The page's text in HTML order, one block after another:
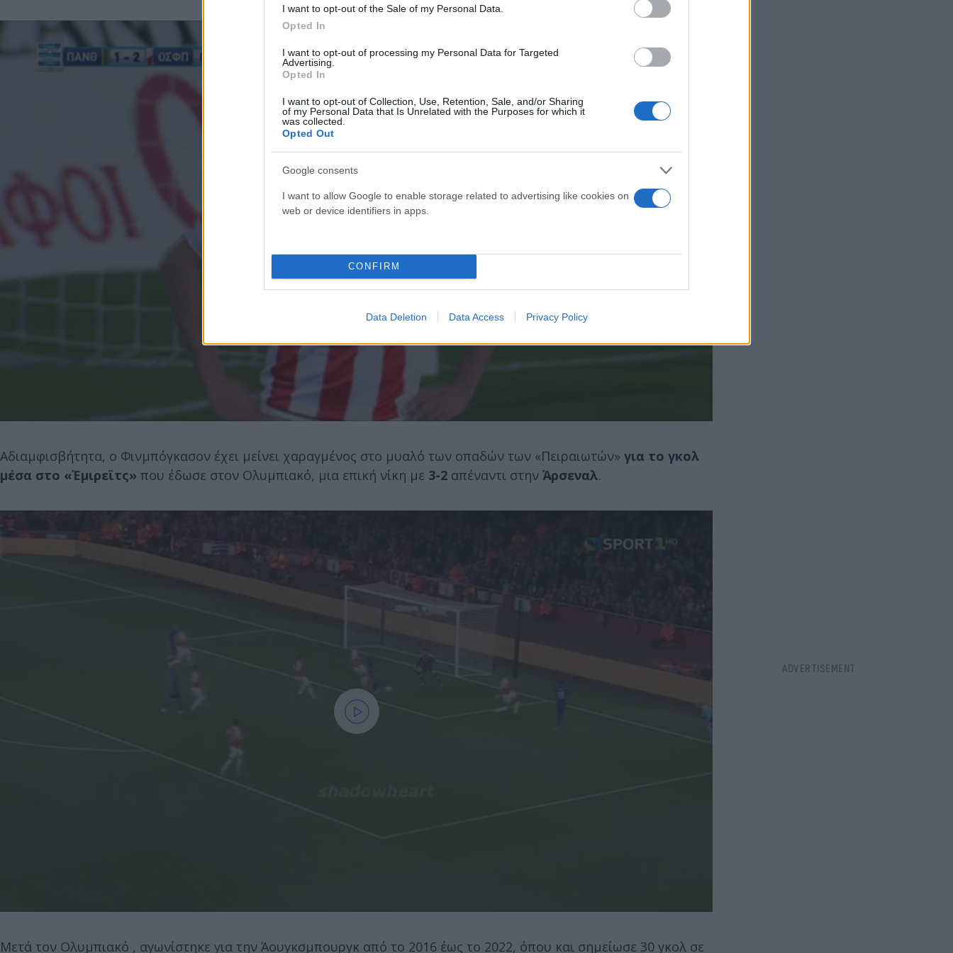
I want to opt-out of the Sale of my Personal Data.
Opted In
I want to opt-out of processing my Personal Data for Targeted
Advertising.
Opted In
I want to opt-out of Collection, Use, Retention, Sale, and/or Sharing
of my Personal Data that Is Unrelated with the Purposes for which it
was collected.
Opted Out
Google consents
I want to allow Google to enable storage related to advertising like cookies on
web or device identifiers in apps.
CONFIRM
Data Deletion Data Access Privacy Policy
Αδιαμφισβήτητα, ο Φινμπόγκασον έχει μείνει χαραγμένος στο μυαλό των οπαδών των «Πειραιωτών» για το γκολ
μέσα στο «Έμιρεϊτς» που έδωσε στον Ολυμπιακό, μια επική νίκη με 3-2 απέναντι στην Άρσεναλ.
Μετά τον Ολυμπιακό , αγωνίστηκε για την Άουγκσμπουργκ από το 2016 έως το 2022, όπου και σημείωσε 30 γκολ σε